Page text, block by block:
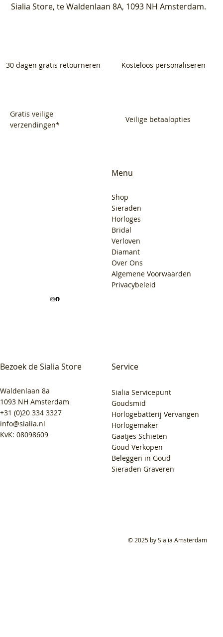
Sialia Store, te Waldenlaan 8A, 1093 NH Amsterdam.
30 dagen gratis retourneren Kosteloos personaliseren
Gratis veilige
verzendingen*
Veilige betaalopties
Bezoek de Sialia Store
Waldenlaan 8a
1093 NH Amsterdam
+31 (0)20 334 3327
info@sialia.nl
KvK: 08098609
Menu
Shop
Sieraden
Horloges
Bridal
Verloven
Diamant
Over Ons
Algemene Voorwaarden
Privacybeleid
Service
Sialia Servicepunt
Goudsmid
Horlogebatterij Vervangen
Horlogemaker
Gaatjes Schieten
Goud Verkopen
Beleggen in Goud
Sieraden Graveren
© 2025 by Sialia Amsterdam